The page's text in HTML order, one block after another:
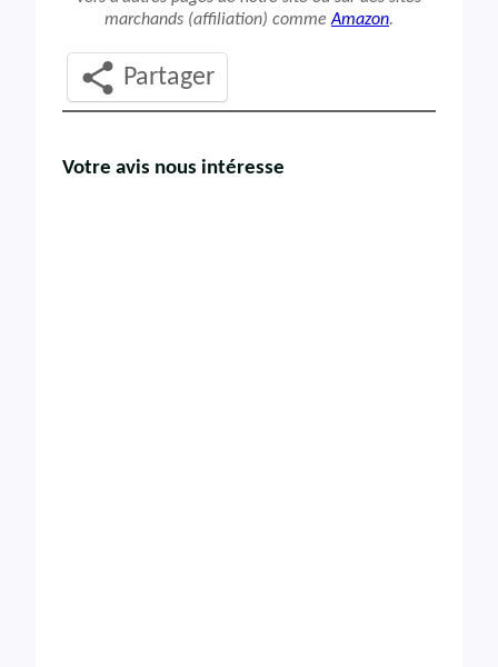
marchands (affiliation) commeAmazon.
Partager
Votre avis nous intéresse